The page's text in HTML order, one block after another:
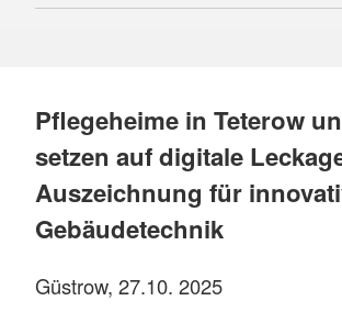
Pflegeheime in Teterow
setzen auf digitale
Auszeichnung für
Gebäudetechnik
Güstrow, 27.10. 2025